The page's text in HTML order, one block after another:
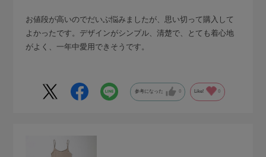
お値段が高いのでだいぶ悩みましたが、思い切って購入して
よかったです。デザインがシンプル、清楚で、とても着心地
がよく、一年中愛用できそうです。
参考になった 0 Like! 0